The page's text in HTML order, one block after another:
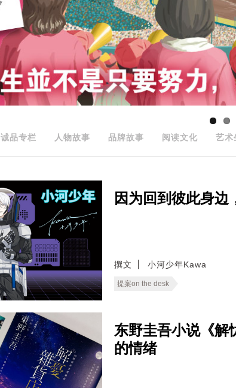
诚品专栏 人物故事 品牌故事 阅读文化 艺术
因为回到彼此身
撰文 小河少年Kawa
提案on the desk
东野圭吾小说《解
的情绪